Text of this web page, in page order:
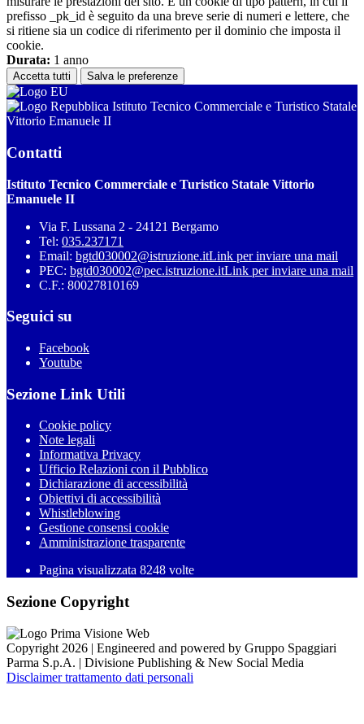
prefisso _pk_id è seguito da una breve serie di numeri e lettere, che
si ritiene sia un codice di riferimento per il dominio che imposta il
cookie.
Durata: 1 anno
Accetta tutti Salva le preferenze
Istituto Tecnico Commerciale e Turistico Statale
Vittorio Emanuele II
Contatti
Istituto Tecnico Commerciale e Turistico Statale Vittorio
Emanuele II
Via F. Lussana 2 - 24121 Bergamo
Tel: 035.237171
Email: bgtd030002@istruzione.itLink per inviare una mail
PEC: bgtd030002@pec.istruzione.itLink per inviare una mail
C.F.: 80027810169
Seguici su
Facebook
Youtube
Sezione Link Utili
Cookie policy
Note legali
Informativa Privacy
Ufficio Relazioni con il Pubblico
Dichiarazione di accessibilità
Obiettivi di accessibilità
Whistleblowing
Gestione consensi cookie
Amministrazione trasparente
Pagina visualizzata 8248 volte
Sezione Copyright
Copyright 2026 | Engineered and powered by Gruppo Spaggiari
Parma S.p.A. | Divisione Publishing & New Social Media
Disclaimer trattamento dati personali